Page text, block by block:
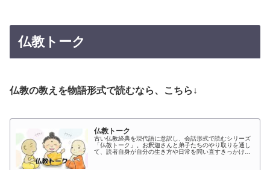
仏教トーク
仏教の教えを物語形式で読むなら、こちら↓
仏教トーク
古い仏教経典を現代語に意訳し、会話形式で読むシリーズ
「仏教トーク」。お釈迦さんと弟子たちのやり取りを通し
て、読者自身が自分の生き方や日常を問い直すきっかけを